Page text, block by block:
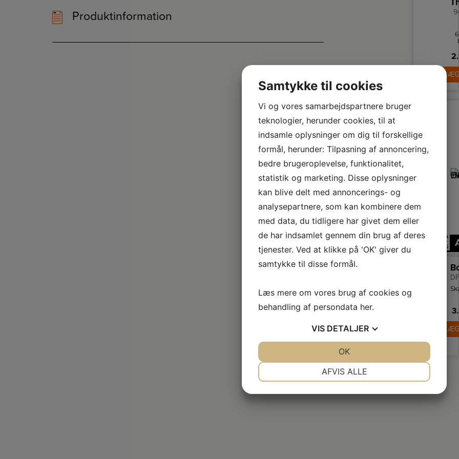
Produktinformation
A
↑
G
i
Samtykke til cookies
Vi og vores samarbejdspartnere bruger
teknologier, herunder cookies, til at
indsamle oplysninger om dig til forskellige
formål, herunder: Tilpasning af annoncering,
bedre brugeroplevelse, funktionalitet,
statistik og marketing. Disse oplysninger
kan blive delt med annoncerings- og
analysepartnere, som kan kombinere dem
med data, du tidligere har givet dem eller
de har indsamlet gennem din brug af deres
tjenester. Ved at klikke på 'OK' giver du
samtykke til disse formål.
Læs mere om vores brug af cookies og
behandling af persondata her.
VIS DETALJER
AFVIS ALLE
OK